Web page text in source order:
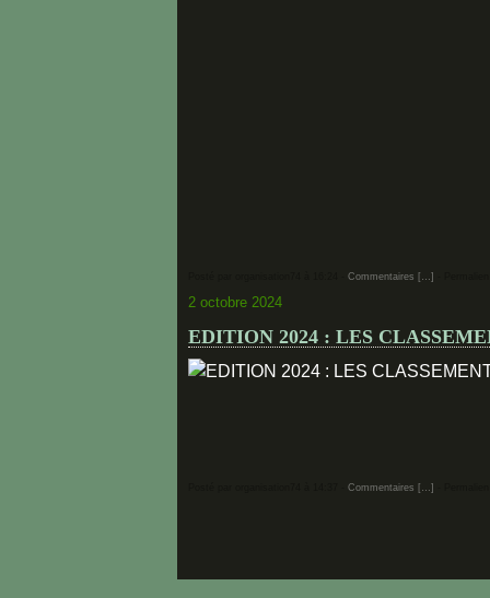
Commentaires [ …]
2 octobre 2024
EDITION 2024 : LES
Commentaires [ …]